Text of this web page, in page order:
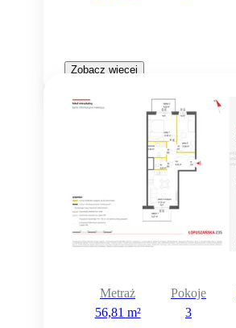
Zobacz więcej
Metraż
56,81 m²
Pokoje
3